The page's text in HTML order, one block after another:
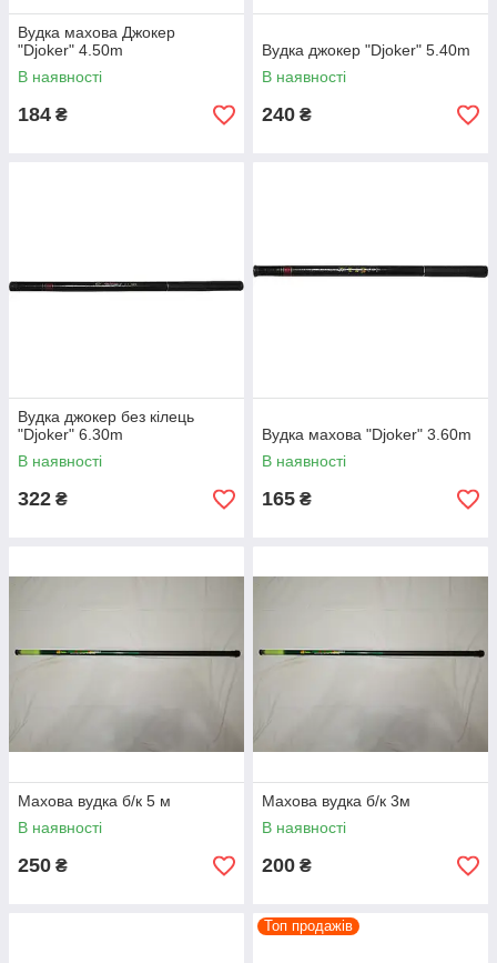
Вудка махова Джокер
"Djoker" 4.50m
В наявності
184 ₴
Вудка джокер "Djoker" 5.40m
В наявності
240 ₴
Вудка джокер без кілець
"Djoker" 6.30m
В наявності
322 ₴
Вудка махова "Djoker" 3.60m
В наявності
165 ₴
Махова вудка б/к 5 м
В наявності
250 ₴
Махова вудка б/к 3м
В наявності
200 ₴
Топ продажів